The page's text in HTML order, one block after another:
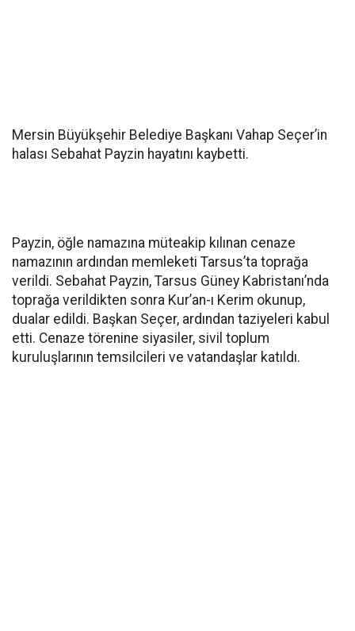
Mersin Büyükşehir Belediye Başkanı Vahap Seçer’in
halası Sebahat Payzin hayatını kaybetti.
Payzin, öğle namazına müteakip kılınan cenaze
namazının ardından memleketi Tarsus’ta toprağa
verildi. Sebahat Payzin, Tarsus Güney Kabristanı’nda
toprağa verildikten sonra Kur’an-ı Kerim okunup,
dualar edildi. Başkan Seçer, ardından taziyeleri kabul
etti. Cenaze törenine siyasiler, sivil toplum
kuruluşlarının temsilcileri ve vatandaşlar katıldı.